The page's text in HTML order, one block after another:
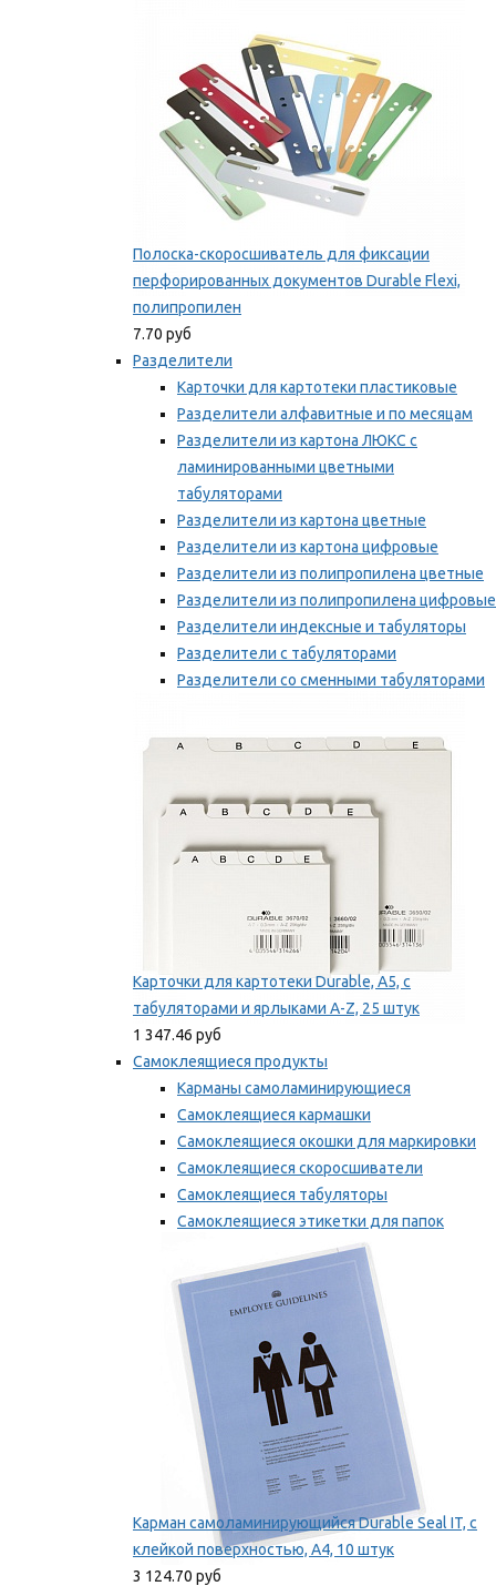
Полоска-скоросшиватель для фиксации
перфорированных документов Durable Flexi,
полипропилен
7.70 руб
Разделители
Карточки для картотеки пластиковые
Разделители алфавитные и по месяцам
Разделители из картона ЛЮКС с
ламинированными цветными
табуляторами
Разделители из картона цветные
Разделители из картона цифровые
Разделители из полипропилена цветные
Разделители из полипропилена цифровые
Разделители индексные и табуляторы
Разделители с табуляторами
Разделители со сменными табуляторами
Карточки для картотеки Durable, A5, с
табуляторами и ярлыками A-Z, 25 штук
1 347.46 руб
Самоклеящиеся продукты
Карманы самоламинирующиеся
Самоклеящиеся кармашки
Самоклеящиеся окошки для маркировки
Самоклеящиеся скоросшиватели
Самоклеящиеся табуляторы
Самоклеящиеся этикетки для папок
Таблички для маркировки
Мы рекомендуем
Карман самоламинирующийся Durable Seal IT, с
клейкой поверхностью, A4, 10 штук
3 124.70 руб